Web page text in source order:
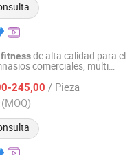
fitnessde alta calidad para el
comerciales, multi
gimnasio, equipos
245,00 / Pieza
(MOQ)
2015